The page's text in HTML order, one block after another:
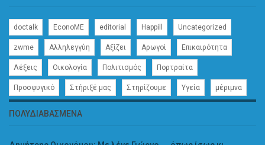
doctalk EconoME editorial Happill Uncategorized
zwme Αλληλεγγύη Αξίζει Αρωγοί Επικαιρότητα
Λέξεις Οικολογία Πολιτισμός Πορτραίτα
Προσφυγικό Στήριξέ μας Στηρίζουμε Υγεία μέριμνα
ΠΟΛΥΔΙΑΒΑΣΜΈΝΑ